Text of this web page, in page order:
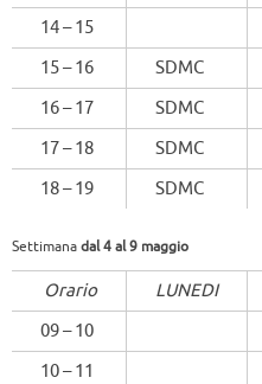
14 – 15
15 – 16
SDMC
16 – 17
SDMC
17 – 18
SDMC
18 – 19
SDMC
Settimanadal 4 al 9 maggio
Orario LUNEDI
09 – 10
10 – 11